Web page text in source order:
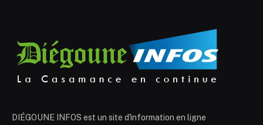
DIÉGOUNE INFOS est un site d'information en ligne